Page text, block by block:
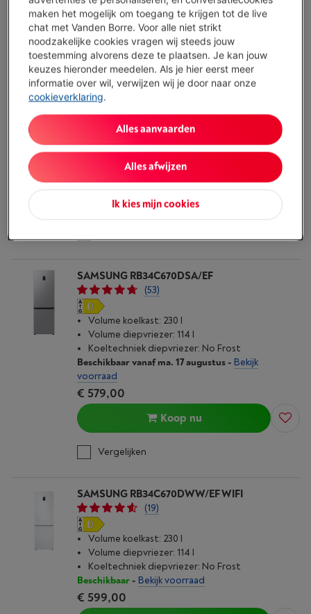
SAMSUNG RB34C600CSA/EF WIFI
(53)
Ecocheques
Volume koelkast: 230 l
Volume diepvriezer: 114 l
Koeltechniek diepvriezer: No Frost
Beschikbaar vanaf ma. 17 augustus-Bekijk
€ 649,00
Koop nu
SAMSUNG RB34C670DSA/EF
(53)
Volume koelkast: 230 l
Volume diepvriezer: 114 l
Koeltechniek diepvriezer: No Frost
Beschikbaar vanaf ma. 17 augustus- Bekijk
voorraad
€ 579,00
Koop nu
Vergelijken
SAMSUNG RB34C670DWW/EF WIFI
(19)
Volume koelkast: 230 l
Volume diepvriezer: 114 l
Koeltechniek diepvriezer: No Frost
Beschikbaar- Bekijk voorraad
€ 599,00
maken het mogelijk om toegang te krijgen tot de live
chat met Vanden Borre. Voor alle niet strikt
noodzakelijke cookies vragen wij steeds jouw
toestemming alvorens deze te plaatsen. Je kan jouw
keuzes hieronder meedelen. Als je hier eerst meer
informatie over wil, verwijzen wij je door naar onze
cookieverklaring.
Ik kies mijn cookies
Alles afwijzen
Alles aanvaarden